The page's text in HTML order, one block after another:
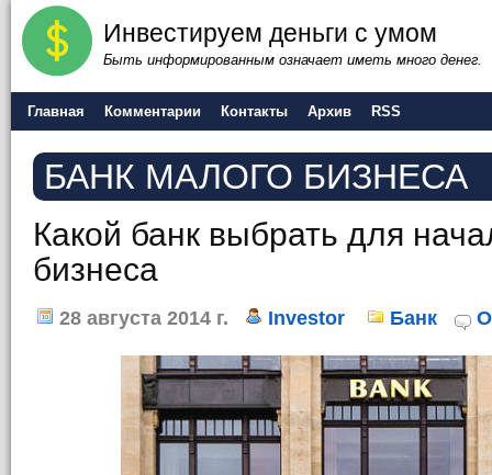
Инвестируем деньги с умом
Быть информированным означает иметь много денег.
Главная Комментарии Контакты Архив RSS
БАНК МАЛОГО БИЗНЕСА
Какой банк выбрать для
бизнеса
28 августа 2014 г. Investor Банк